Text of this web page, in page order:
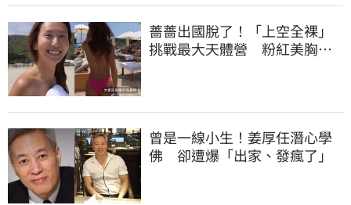
薔薔出國脫了！「上空全裸」
挑戰最大天體營 粉紅美胸被
曾是一線小生！姜厚任潛心學
佛 卻遭爆「出家、發瘋了」